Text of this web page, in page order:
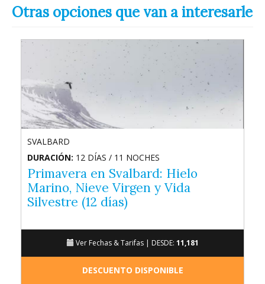
Otras opciones que van a interesarle
SVALBARD
DURACIÓN: 12 DÍAS / 11 NOCHES
Primavera en Svalbard: Hielo
Marino, Nieve Virgen y Vida
Silvestre (12 días)
Ver Fechas & Tarifas | DESDE: 11,181
DESCUENTO DISPONIBLE